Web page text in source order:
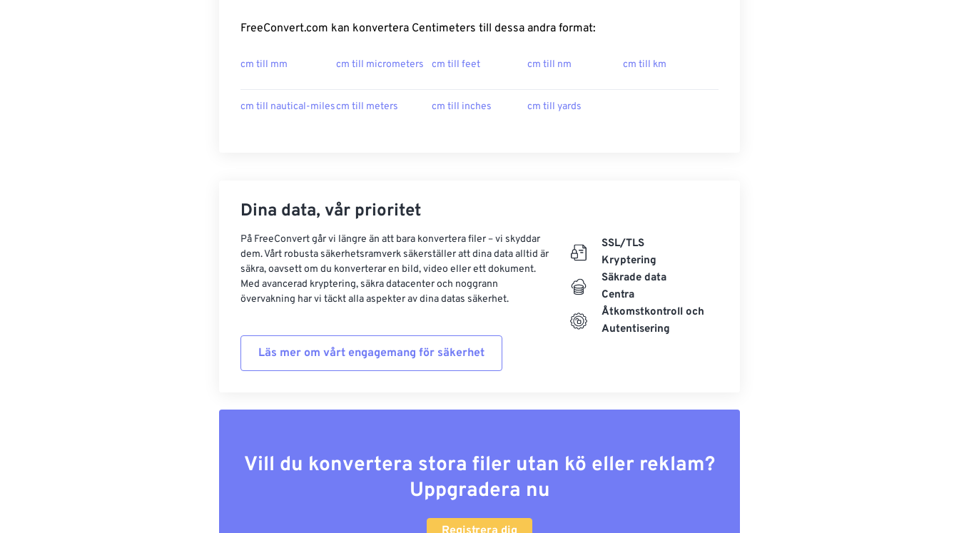
FreeConvert.com kan konvertera Centimeters till dessa andra format:
cm till mm cm till micrometers cm till feet cm till nm cm till km
cm till nautical-milescm till meters cm till inches cm till yards
Dina data, vår prioritet
På FreeConvert går vi längre än att bara konvertera filer – vi skyddar
dem. Vårt robusta säkerhetsramverk säkerställer att dina data alltid är
säkra, oavsett om du konverterar en bild, video eller ett dokument.
Med avancerad kryptering, säkra datacenter och noggrann
övervakning har vi täckt alla aspekter av dina datas säkerhet.
Läs mer om vårt engagemang för säkerhet
SSL/TLS
Kryptering
Säkrade data
Centra
Åtkomstkontroll och
Autentisering
Vill du konvertera stora filer utan kö eller reklam?
Uppgradera nu